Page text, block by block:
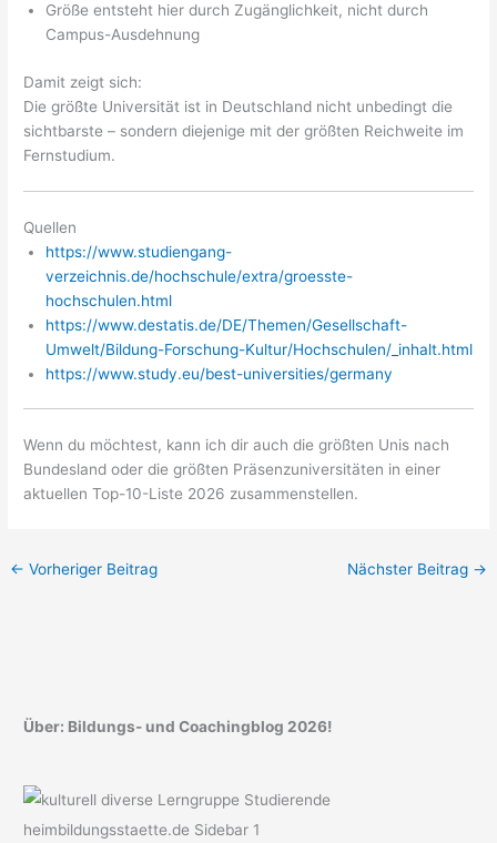
Größe entsteht hier durch Zugänglichkeit, nicht durch
Campus-Ausdehnung
Damit zeigt sich:
Die größte Universität ist in Deutschland nicht unbedingt die
sichtbarste – sondern diejenige mit der größten Reichweite im
Fernstudium.
Quellen
https://www.studiengang-
verzeichnis.de/hochschule/extra/groesste-
hochschulen.html
https://www.destatis.de/DE/Themen/Gesellschaft-
Umwelt/Bildung-Forschung-Kultur/Hochschulen/_inhalt.html
https://www.study.eu/best-universities/germany
Wenn du möchtest, kann ich dir auch die größten Unis nach
Bundesland oder die größten Präsenzuniversitäten in einer
aktuellen Top-10-Liste 2026 zusammenstellen.
← Vorheriger Beitrag Nächster Beitrag →
Über: Bildungs- und Coachingblog 2026!